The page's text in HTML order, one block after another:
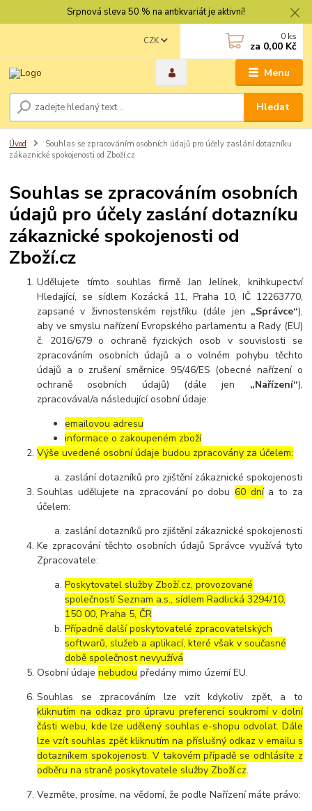
Srpnová sleva 50 % na antikvariát je aktivní!
Menu
CZK
Hledat
0 ks
za 0,00 Kč
Úvod
Souhlas se zpracováním osobních údajů pro účely zaslání dotazníku
zákaznické spokojenosti od Zboží.cz
Souhlas se zpracováním osobních
údajů pro účely zaslání dotazníku
zákaznické spokojenosti od
Zboží.cz
Udělujete tímto souhlas firmě Jan Jelínek, knihkupectví
Hledající, se sídlem Kozácká 11, Praha 10, IČ 12263770,
zapsané v živnostenském rejstříku (dále jen „Správce“),
aby ve smyslu nařízení Evropského parlamentu a Rady (EU)
č. 2016/679 o ochraně fyzických osob v souvislosti se
zpracováním osobních údajů a o volném pohybu těchto
údajů a o zrušení směrnice 95/46/ES (obecné nařízení o
ochraně osobních údajů) (dále jen „Nařízení“),
zpracovával/a následující osobní údaje:
emailovou adresu
informace o zakoupeném zboží
Výše uvedené osobní údaje budou zpracovány za účelem:
zaslání dotazníků pro zjištění zákaznické spokojenosti
Souhlas udělujete na zpracování po dobu60 dnía to za
účelem:
zaslání dotazníků pro zjištění zákaznické spokojenosti
Ke zpracování těchto osobních údajů Správce využívá tyto
Zpracovatele:
Poskytovatel služby Zboží.cz, provozované
společností Seznam a.s., sídlem Radlická 3294/10,
150 00, Praha 5, ČR
Případně další poskytovatelé zpracovatelských
softwarů, služeb a aplikací, které však v současné
době společnost nevyužívá
Osobní údajenebudou předány mimo území EU.
Souhlas se zpracováním lze vzít kdykoliv zpět, a to
kliknutím na odkaz pro úpravu preferencí soukromí v dolní
části webu, kde lze udělený souhlas e-shopu odvolat. Dále
lze vzít souhlas zpět kliknutím na příslušný odkaz v emailu s
dotazníkem spokojenosti. V takovém případě se odhlásíte z
odběru na straně poskytovatele služby Zboží.cz.
Vezměte, prosíme, na vědomí, že podle Nařízení máte právo: